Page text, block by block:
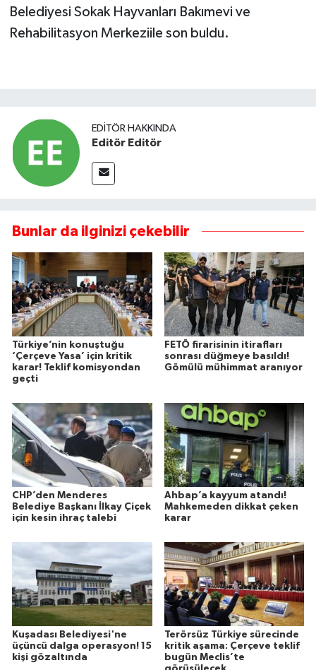
Belediyesi Sokak Hayvanları Bakımevi ve
Rehabilitasyon Merkeziile son buldu.
EDITÖR HAKKINDA
Editör Editör
Bunlar da ilginizi çekebilir
Türkiye’nin konuştuğu
‘Çerçeve Yasa’ için kritik
karar! Teklif komisyondan
geçti
FETÖ firarisinin itirafları
sonrası düğmeye basıldı!
Gömülü mühimmat aranıyor
CHP’den Menderes
Belediye Başkanı İlkay Çiçek
için kesin ihraç talebi
Ahbap’a kayyum atandı!
Mahkemeden dikkat çeken
karar
Kuşadası Belediyesi'ne
üçüncü dalga operasyon! 15
kişi gözaltında
Terörsüz Türkiye sürecinde
kritik aşama: Çerçeve teklif
bugün Meclis’te